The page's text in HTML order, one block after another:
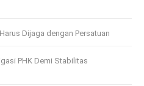
Dijaga dengan Persatuan
PHK Demi Stabilitas